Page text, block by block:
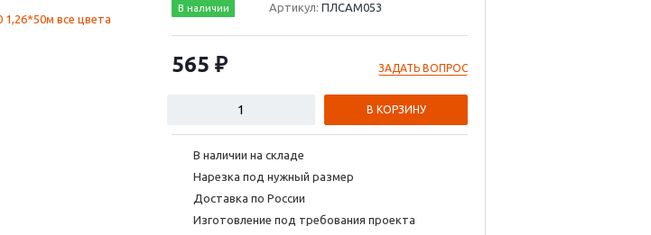
В наличии Артикул:ПЛСАМ053
565 ₽ ЗАДАТЬ ВОПРОС
В КОРЗИНУ
В наличии на складе
Нарезка под нужный размер
Доставка по России
Изготовление под требования проекта